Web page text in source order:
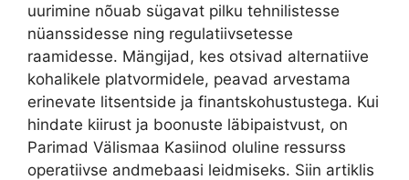
uurimine nõuab sügavat pilku tehnilistesse
nüanssidesse ning regulatiivsetesse
raamidesse. Mängijad, kes otsivad alternatiive
kohalikele platvormidele, peavad arvestama
erinevate litsentside ja finantskohustustega. Kui
hindate kiirust ja boonuste läbipaistvust, on
Parimad Välismaa Kasiinod oluline ressurss
operatiivse andmebaasi leidmiseks. Siin artiklis